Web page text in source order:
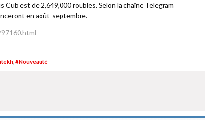
Cub est de 2,649,000 roubles. Selon la chaîne Telegram
en août-septembre.
#Nouveauté